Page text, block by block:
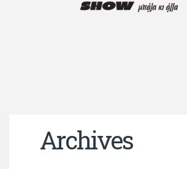
Archives